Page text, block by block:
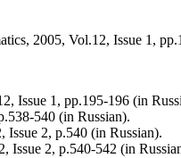
2005, Vol.12, Issue 1,
Issue 1, pp.195-196 (in
540 (in Russian).
2, p.540 (in Russian).
Issue 2, p.540-542 (in